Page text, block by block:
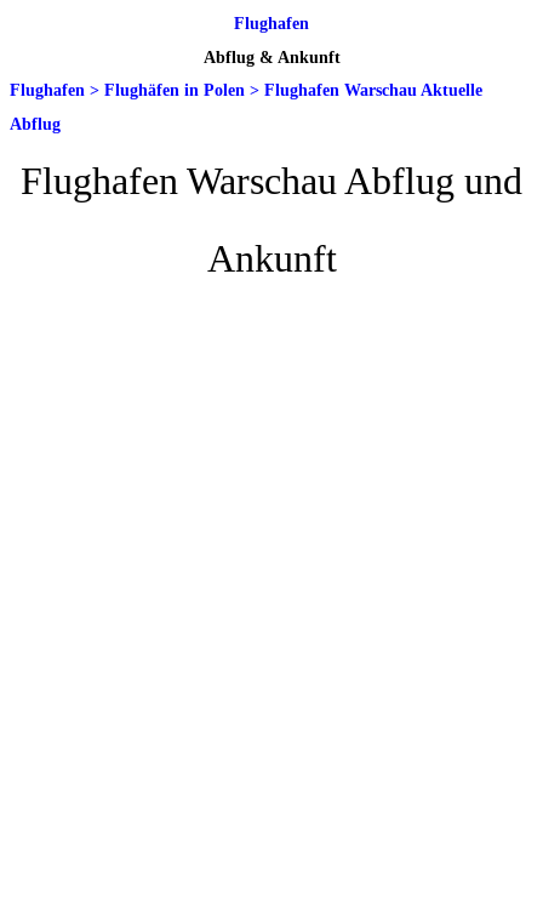
Flughafen
Abflug & Ankunft
Flughafen > Flughäfen in Polen > Flughafen Warschau Aktuelle
Abflug
Flughafen Warschau Abflug und
Ankunft